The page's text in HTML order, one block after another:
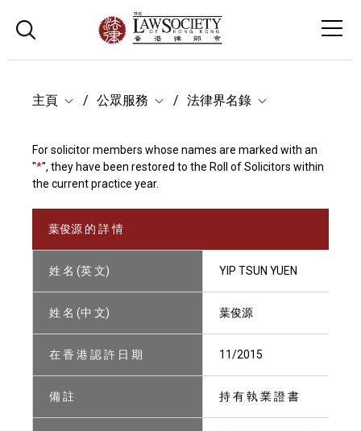
主頁 公眾服務 法律界名錄
For solicitor members whose names are marked with an
"*", they have been restored to the Roll of Solicitors within
the current practice year.
葉俊源 的 詳 情
姓 名 (英 文) YIP TSUN YUEN
姓 名 (中 文) 葉俊源
在 香 港 認 許 日 期 11/2015
備 註 持 有 執 業 證 書